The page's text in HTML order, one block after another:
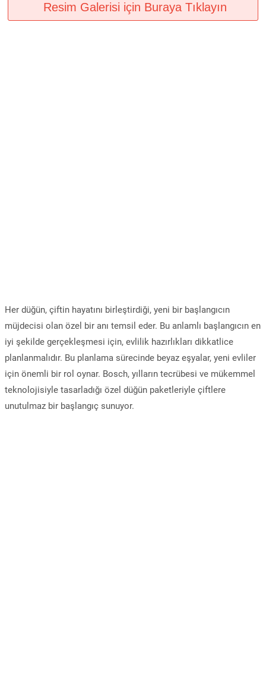
Resim Galerisi için Buraya Tıklayın
Her düğün, çiftin hayatını birleştirdiği, yeni bir başlangıcın
müjdecisi olan özel bir anı temsil eder. Bu anlamlı başlangıcın en
iyi şekilde gerçekleşmesi için, evlilik hazırlıkları dikkatlice
planlanmalıdır. Bu planlama sürecinde beyaz eşyalar, yeni evliler
için önemli bir rol oynar. Bosch, yılların tecrübesi ve mükemmel
teknolojisiyle tasarladığı özel düğün paketleriyle çiftlere
unutulmaz bir başlangıç sunuyor.